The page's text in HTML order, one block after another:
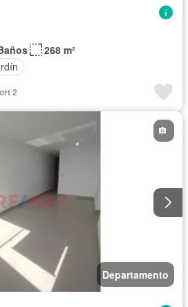
268 m²
2
Departamento